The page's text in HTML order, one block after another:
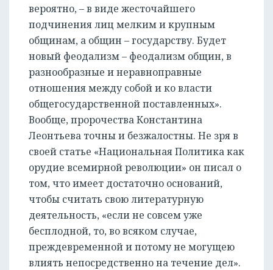
вероятно, – в виде жесточайшего
подчинения лиц мелким и крупным
общинам, а общин – государству. Будет
новый феодализм – феодализм общин, в
разнообразные и неравноправные
отношения между собой и ко власти
общегосударственной поставленных».
Вообще, пророчества Константина
Леонтьева точны и безжалостны. Не зря в
своей статье «Национальная Политика как
орудие всемирной революции» он писал о
том, что имеет достаточно оснований,
чтобы считать свою литературную
деятельность, «если не совсем уже
бесплодной, то, во всяком случае,
преждевременной и потому не могущею
влиять непосредственно на течение дел».